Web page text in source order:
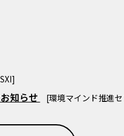
知らせ [環境マインド推進